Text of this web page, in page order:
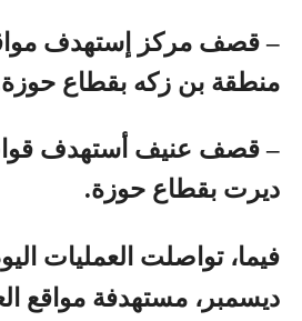
– قصف مركز إستهدف
منطقة بن زكه بقطاع
– قصف عنيف أستهدف
ديرت بقطاع حوزة.
ديسمبر، مستهدفة مواقع